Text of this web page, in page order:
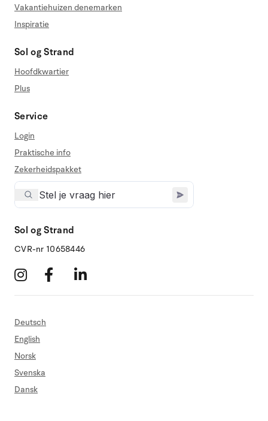
Vakantiehuizen denemarken
Inspiratie
Sol og Strand
Hoofdkwartier
Plus
Service
Login
Praktische info
Zekerheidspakket
Sol og Strand
CVR-nr 10658446
Deutsch
English
Norsk
Svenska
Dansk